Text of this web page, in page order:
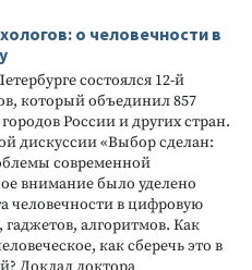
о человечности в
состоялся 12-й
который объединил 857
России и других стран.
дискуссии «Выбор сделан:
современной
внимание было уделено
человечности в цифровую
гаджетов, алгоритмов. Как
как сберечь это в